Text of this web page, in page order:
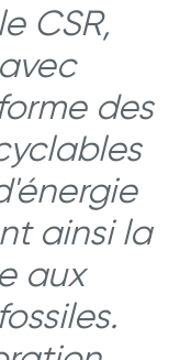
CSR,
des
ainsi la
aux